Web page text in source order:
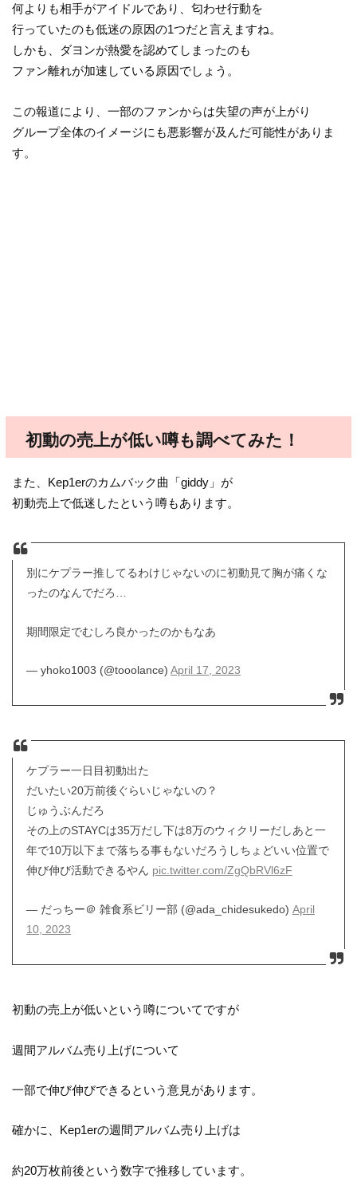
何よりも相手がアイドルであり、匂わせ行動を
行っていたのも低迷の原因の1つだと言えますね。
しかも、ダヨンが熱愛を認めてしまったのも
ファン離れが加速している原因でしょう。
この報道により、一部のファンからは失望の声が上がり
グループ全体のイメージにも悪影響が及んだ可能性がありま
す。
初動の売上が低い噂も調べてみた！
また、Kep1erのカムバック曲「giddy」が
初動売上で低迷したという噂もあります。
別にケプラー推してるわけじゃないのに初動見て胸が痛くな
ったのなんでだろ…
期間限定でむしろ良かったのかもなあ
— yhoko1003 (@tooolance) April 17, 2023
ケプラー一日目初動出た
だいたい20万前後ぐらいじゃないの？
じゅうぶんだろ
その上のSTAYCは35万だし下は8万のウィクリーだしあと一
年で10万以下まで落ちる事もないだろうしちょどいい位置で
伸び伸び活動できるやん pic.twitter.com/ZgQbRVl6zF
— だっちー＠ 雑食系ビリー部 (@ada_chidesukedo) April
10, 2023
初動の売上が低いという噂についてですが
週間アルバム売り上げについて
一部で伸び伸びできるという意見があります。
確かに、Kep1erの週間アルバム売り上げは
約20万枚前後という数字で推移しています。